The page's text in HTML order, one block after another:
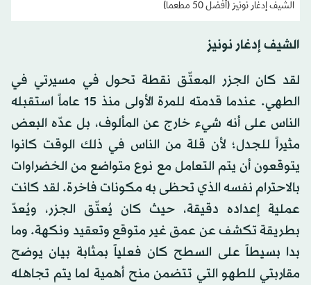
الشيف إدغار نونيز (أفضل 50 مطعما)
الشيف إدغار نونيز
لقد كان الجزر المعتّق نقطة تحول في مسيرتي في
الطهي. عندما قدمته للمرة الأولى منذ 15 عاماً استقبله
الناس على أنه شيء خارج عن المألوف، بل عدّه البعض
مثيراً للجدل؛ لأن قلة من الناس في ذلك الوقت كانوا
يتوقعون أن يتم التعامل مع نوع متواضع من الخضراوات
بالاحترام نفسه الذي تحظى به مكونات فاخرة. لقد كانت
عملية إعداده دقيقة، حيث كان يُعتّق الجزر، ويُعدّ
بطريقة تكشف عن عمق غير متوقع وتعقيد ونكهة. وما
بدا بسيطاً على السطح كان فعلياً بمثابة بيان يوضح
مقاربتي للطهو التي تتضمن منح أهمية لما يتم تجاهله